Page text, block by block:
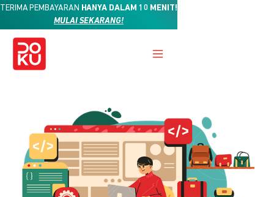
TERIMA PEMBAYARAN HANYA DALAM 10 MENIT!
MULAI SEKARANG!